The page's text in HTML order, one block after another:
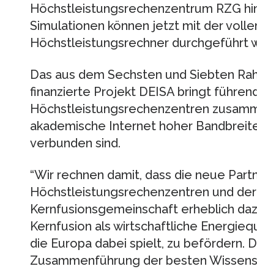
Höchstleistungsrechenzentrum RZG
Simulationen können jetzt mit der
Höchstleistungsrechner durchgeführt
Das aus dem Sechsten und Siebten
finanzierte Projekt DEISA bringt
Höchstleistungsrechenzentren
akademische Internet hoher
verbunden sind.
“Wir rechnen damit, dass die neue
Höchstleistungsrechenzentren und
Kernfusionsgemeinschaft erheblich
Kernfusion als wirtschaftliche
die Europa dabei spielt, zu befördern.
Zusammenführung der besten